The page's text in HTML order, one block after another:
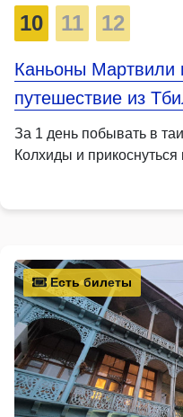
10 11 12
Каньоны Мартвили
путешествие из
За 1 день побывать в
Колхиды и
Есть билеты